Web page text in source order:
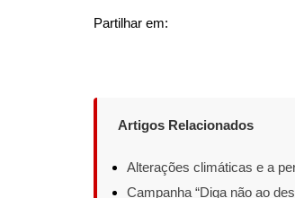
Partilhar em:
Artigos Relacionados
Alterações climáticas e a
Campanha “Diga não ao